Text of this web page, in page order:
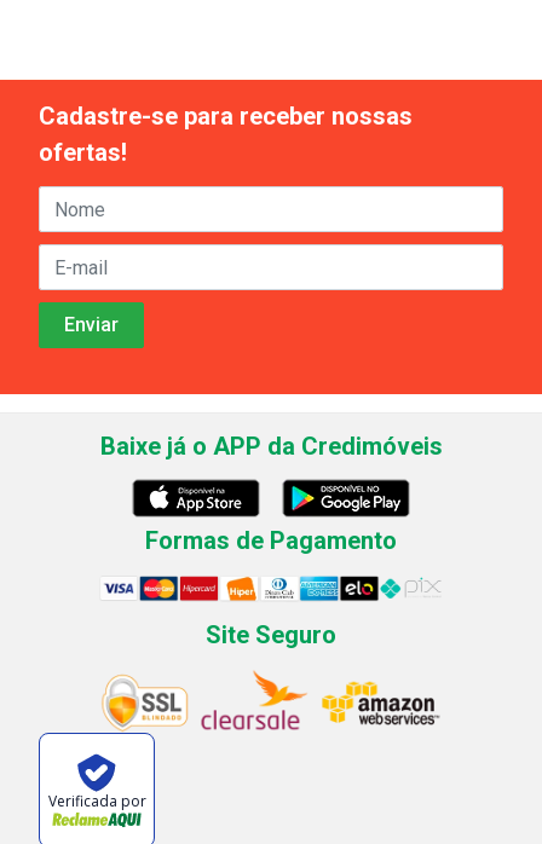
Cadastre-se para receber nossas
ofertas!
Baixe já o APP da Credimóveis
Formas de Pagamento
Site Seguro
Verificada por